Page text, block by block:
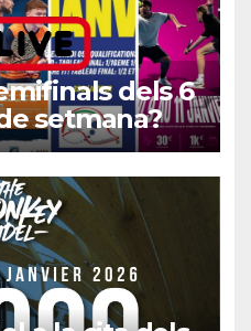
dels 6
setmana?